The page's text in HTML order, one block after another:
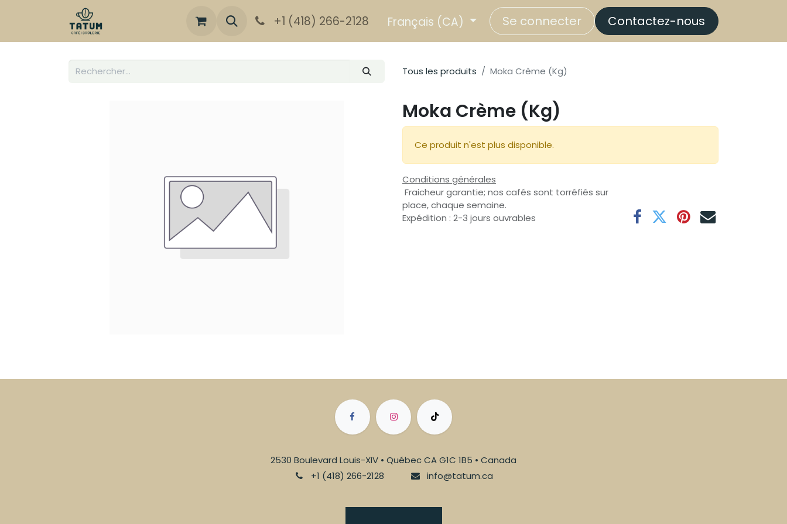
+1 (418) 266-2128 Français (CA) Se connecter Contactez-nous
Tous les produits Moka Crème (Kg)
Moka Crème (Kg)
Ce produit n'est plus disponible.
Conditions générales
Fraicheur garantie; nos cafés sont torréfiés sur
place, chaque semaine.
Expédition : 2-3 jours ouvrables
2530 Boulevard Louis-XIV • Québec CA G1C 1B5 • Canada
+1 (418) 266-2128
info@tatum.ca